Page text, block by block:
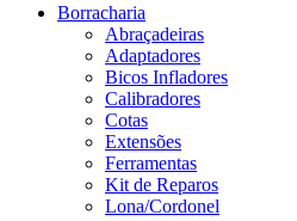
Borracharia
Abraçadeiras
Adaptadores
Bicos Infladores
Calibradores
Cotas
Extensões
Ferramentas
Kit de Reparos
Lona/Cordonel